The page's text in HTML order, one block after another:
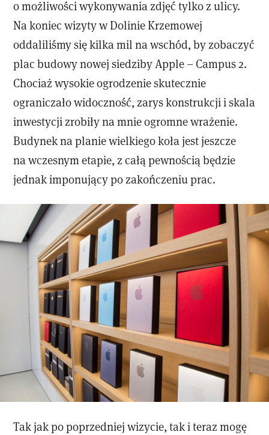
o możliwości wykonywania zdjęć tylko z ulicy.
Na koniec wizyty w Dolinie Krzemowej
oddaliliśmy się kilka mil na wschód, by zobaczyć
plac budowy nowej siedziby Apple – Campus 2.
Chociaż wysokie ogrodzenie skutecznie
ograniczało widoczność, zarys konstrukcji i skala
inwestycji zrobiły na mnie ogromne wrażenie.
Budynek na planie wielkiego koła jest jeszcze
na wczesnym etapie, z całą pewnością będzie
jednak imponujący po zakończeniu prac.
Tak jak po poprzedniej wizycie, tak i teraz mogę